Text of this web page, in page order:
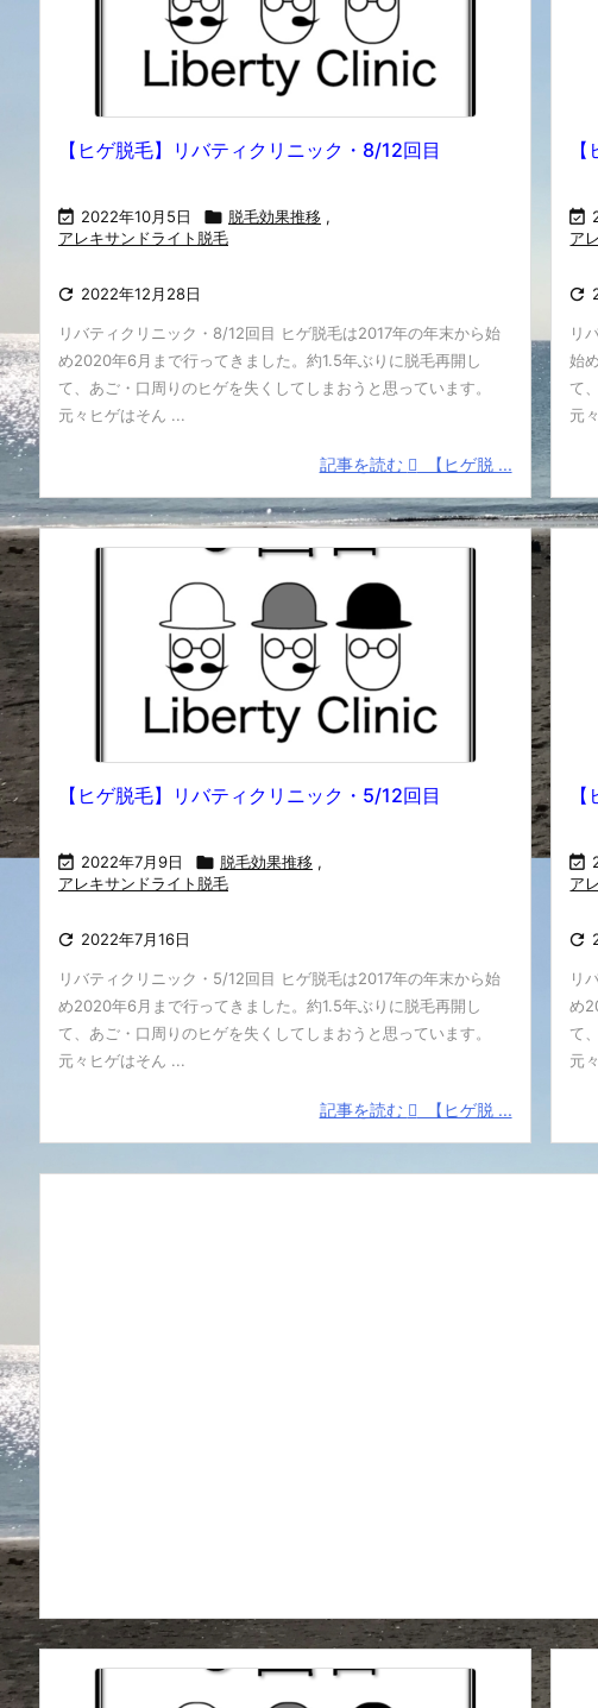
【ヒゲ脱毛】リバティクリニック・8/12回目
 2022年10月5日  脱毛効果推移 ,
アレキサンドライト脱毛
 2022年12月28日
リバティクリニック・8/12回目 ヒゲ脱毛は2017年の年末から始
め2020年6月まで行ってきました。約1.5年ぶりに脱毛再開し
て、あご・口周りのヒゲを失くしてしまおうと思っています。
元々ヒゲはそん ...
記事を読む 【ヒゲ脱 ...

ア

リ
始
て
元
【ヒゲ脱毛】リバティクリニック・5/12回目
 2022年7月9日  脱毛効果推移 ,
アレキサンドライト脱毛
 2022年7月16日
リバティクリニック・5/12回目 ヒゲ脱毛は2017年の年末から始
め2020年6月まで行ってきました。約1.5年ぶりに脱毛再開し
て、あご・口周りのヒゲを失くしてしまおうと思っています。
元々ヒゲはそん ...
記事を読む 【ヒゲ脱 ...

ア

リ
め
て
元